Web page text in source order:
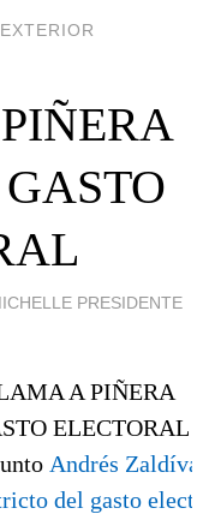
PRESIDENTE
A PIÑERA
ELECTORAL
Andrés
del gasto